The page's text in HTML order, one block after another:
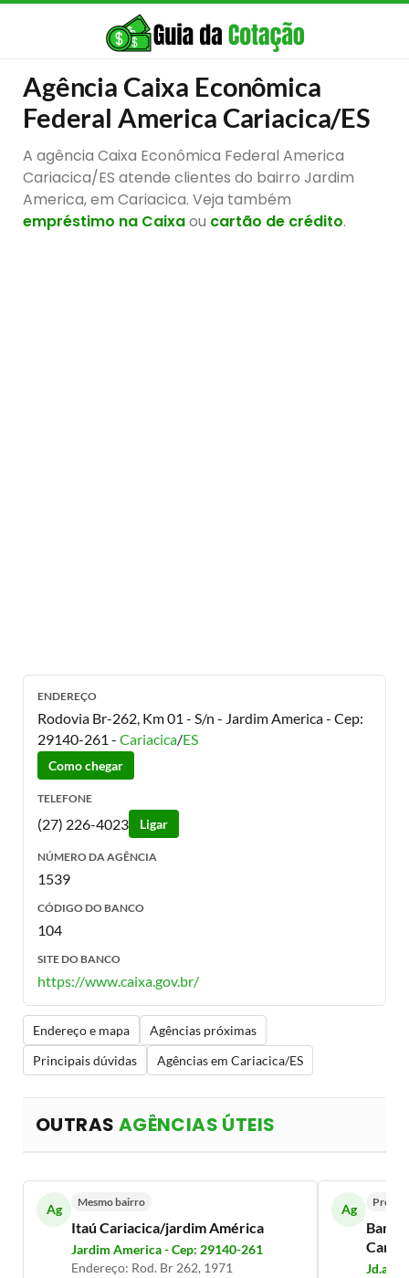
Agência Caixa Econômica
Federal America Cariacica/ES
A agência Caixa Econômica Federal America
Cariacica/ES atende clientes do bairro Jardim
America, em Cariacica. Veja também
empréstimo na Caixaou cartão de crédito.
ENDEREÇO
Rodovia Br-262, Km 01 - S/n - Jardim America- Cep:
29140-261 - Cariacica/ES
Como chegar
TELEFONE
(27) 226-4023 Ligar
NÚMERO DA AGÊNCIA
1539
CÓDIGO DO BANCO
104
SITE DO BANCO
https://www.caixa.gov.br/
Endereço e mapa
Agências próximas
Principais dúvidas
Agências em Cariacica/ES
OUTRAS AGÊNCIAS ÚTEIS
Ag Mesmo bairro
Itaú Cariacica/jardim América
Jardim America - Cep: 29140-261
Endereço: Rod. Br 262, 1971
Ag